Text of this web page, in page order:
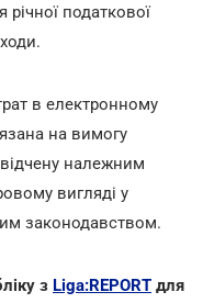
податкової
в електронному
на вимогу
належним
вигляді у
законодавством.
з Liga:REPORT для